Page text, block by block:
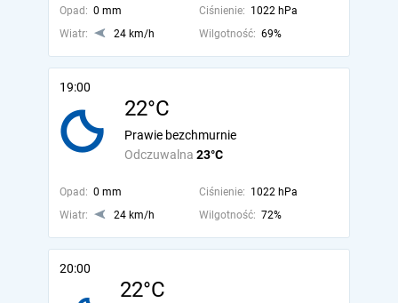
Opad: 0 mm Ciśnienie: 1022 hPa
Wiatr:
24 km/h Wilgotność: 69%
19:00
22°C
Odczuwalna 23°C
Prawie bezchmurnie
Opad: 0 mm Ciśnienie: 1022 hPa
Wiatr:
24 km/h Wilgotność: 72%
20:00
22°C